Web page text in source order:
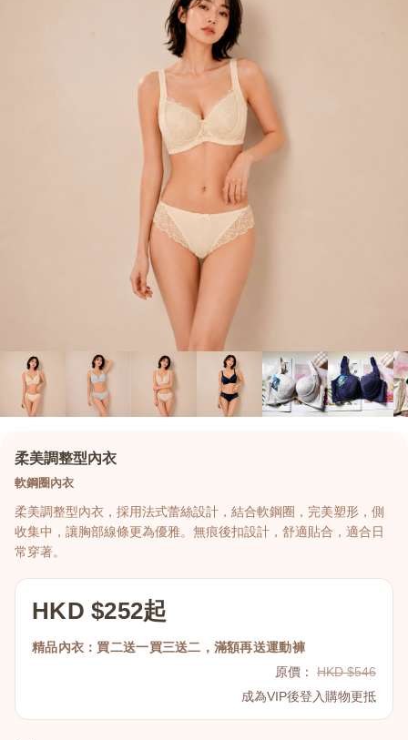
柔美調整型內衣
軟鋼圈內衣
柔美調整型內衣，採用法式蕾絲設計，結合軟鋼圈，完美塑形，側
收集中，讓胸部線條更為優雅。無痕後扣設計，舒適貼合，適合日
常穿著。
HKD $252起
精品內衣：買二送一買三送二，滿額再送運動褲
原價：
HKD $546
成為VIP後登入購物更抵